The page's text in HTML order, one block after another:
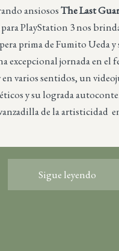
ansiososThe Last
para PlayStation 3 nos
prima de Fumito Ueda y
excepcional jornada en el
en varios sentidos, un
y su lograda
de la artisticidad
Sigue leyendo